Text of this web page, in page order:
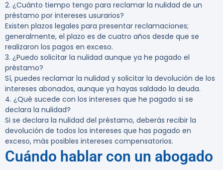
2. ¿Cuánto tiempo tengo para reclamar la nulidad de un
préstamo por intereses usurarios?
Existen plazos legales para presentar reclamaciones;
generalmente, el plazo es de cuatro años desde que se
realizaron los pagos en exceso.
3. ¿Puedo solicitar la nulidad aunque ya he pagado el
préstamo?
Sí, puedes reclamar la nulidad y solicitar la devolución de los
intereses abonados, aunque ya hayas saldado la deuda.
4. ¿Qué sucede con los intereses que he pagado si se
declara la nulidad?
Si se declara la nulidad del préstamo, deberás recibir la
devolución de todos los intereses que has pagado en
exceso, más posibles intereses compensatorios.
Cuándo hablar con un abogado